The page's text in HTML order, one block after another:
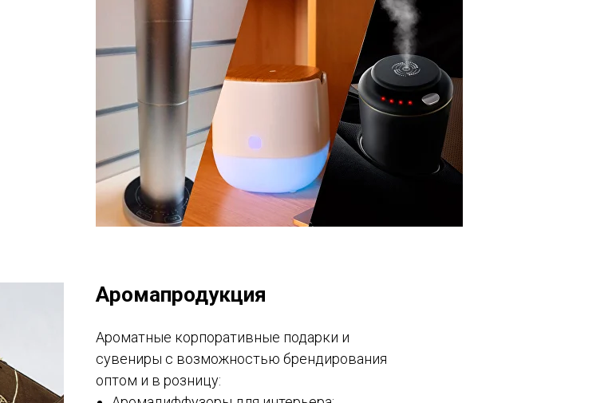
Аромапродукция
Ароматные корпоративные подарки и
сувениры с возможностью брендирования
оптом и в розницу: